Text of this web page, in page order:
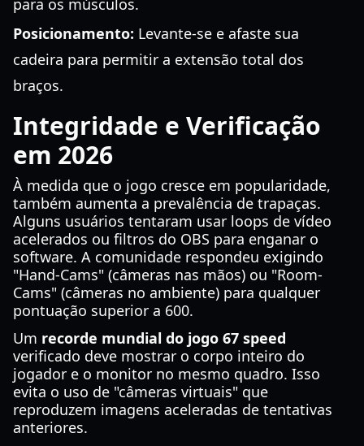
para os músculos.
Posicionamento: Levante-se e afaste sua
cadeira para permitir a extensão total dos
braços.
Integridade e Verificação
em 2026
À medida que o jogo cresce em popularidade,
também aumenta a prevalência de trapaças.
Alguns usuários tentaram usar loops de vídeo
acelerados ou filtros do OBS para enganar o
software. A comunidade respondeu exigindo
"Hand-Cams" (câmeras nas mãos) ou "Room-
Cams" (câmeras no ambiente) para qualquer
pontuação superior a 600.
Um recorde mundial do jogo 67 speed
verificado deve mostrar o corpo inteiro do
jogador e o monitor no mesmo quadro. Isso
evita o uso de "câmeras virtuais" que
reproduzem imagens aceleradas de tentativas
anteriores.